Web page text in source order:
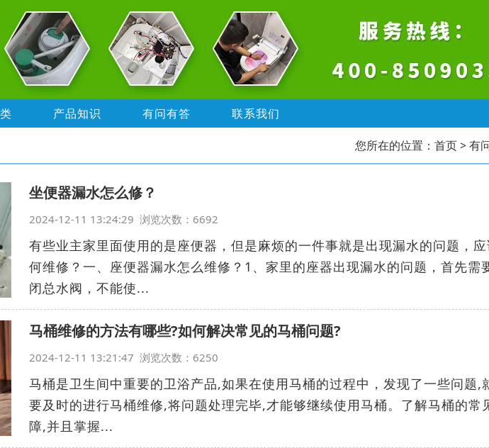
产品知识 有问有答 联系我们
您所在的位置： 首页> 有
坐便器漏水怎么修？
2024-12-11 13:24:29 浏览次数：6692
有些业主家里面使用的是座便器，但是麻烦的一件事就是出现漏水的问题，
何维修？一、座便器漏水怎么维修？1、家里的座器出现漏水的问题，首先需
闭总水阀，不能使...
马桶维修的方法有哪些?如何解决常见的马桶问题?
2024-12-11 13:21:47 浏览次数：6250
马桶是卫生间中重要的卫浴产品,如果在使用马桶的过程中，发现了一些问题,
要及时的进行马桶维修,将问题处理完毕,才能够继续使用马桶。了解马桶的常
障,并且掌握...